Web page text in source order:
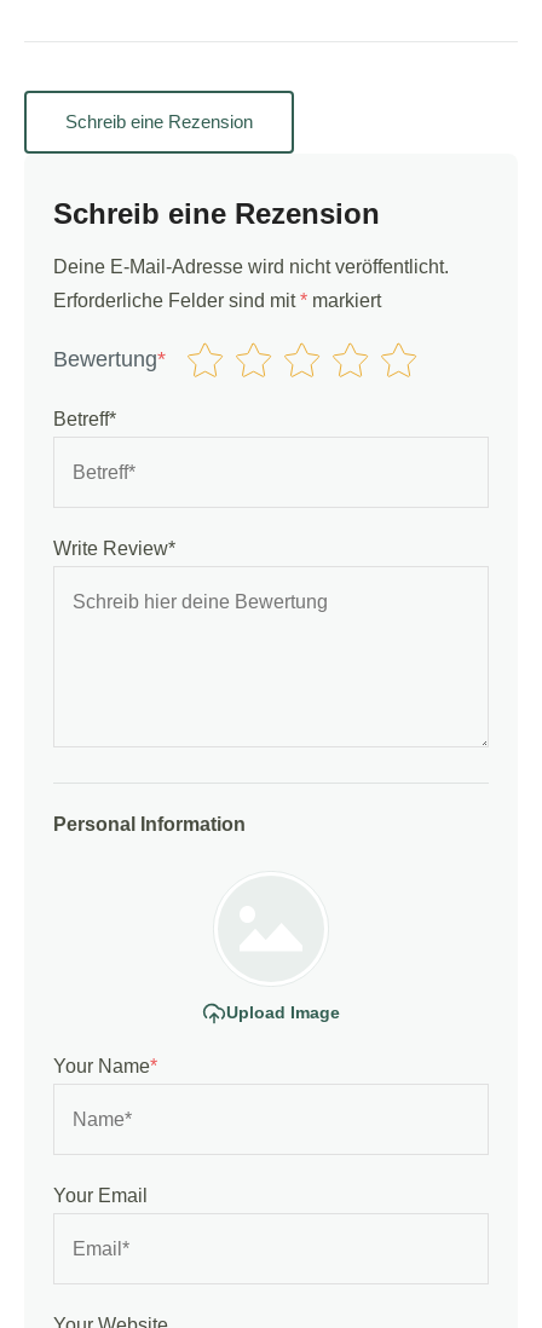
Schreib eine Rezension
Schreib eine Rezension
Deine E-Mail-Adresse wird nicht veröffentlicht.
Erforderliche Felder sind mit* markiert
Bewertung*
Betreff*
Write Review*
Personal Information
Upload Image
Your Name*
Your Email